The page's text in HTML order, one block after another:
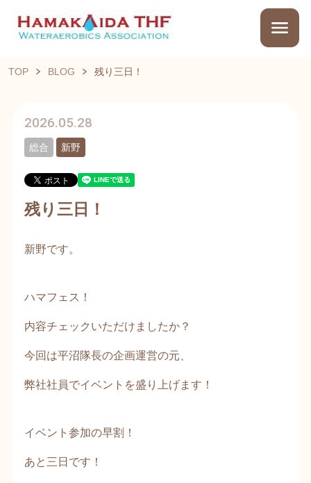
TOP BLOG 残り三日！
2026.05.28
総合 新野
残り三日！
新野です。
ハマフェス！
内容チェックいただけましたか？
今回は平沼隊長の企画運営の元、
弊社社員でイベントを盛り上げます！
イベント参加の早割！
あと三日です！